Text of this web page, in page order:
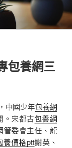
包養網三
中國少年包養網
。宋都古包養網
管委會主任、龍
養價格ptt謝英、